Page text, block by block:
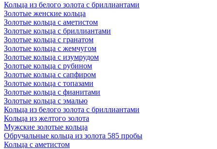
Кольца из белого золота с бриллиантами
Золотые женские кольца
Золотые кольца с аметистом
Золотые кольца с бриллиантами
Золотые кольца с гранатом
Золотые кольца с жемчугом
Золотые кольца с изумрудом
Золотые кольца с рубином
Золотые кольца с сапфиром
Золотые кольца с топазами
Золотые кольца с фианитами
Золотые кольца с эмалью
Кольца из белого золота с бриллиантами
Кольца из желтого золота
Мужские золотые кольца
Обручальные кольца из золота 585 пробы
Кольца с аметистом